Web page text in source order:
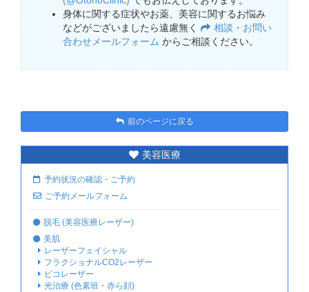
身体に関する症状やお薬、美容に関するお悩み
などがございましたら遠慮無く
相談・お問い
合わせメールフォーム からご相談ください。
前のページに戻る
美容医療
予約状況の確認・ご予約
ご予約メールフォーム
脱毛 (美容医療レーザー)
美肌
レーザーフェイシャル
フラクショナルCO2レーザー
ピコレーザー
光治療 (色素班・赤ら顔)